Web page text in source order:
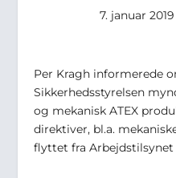
7. januar 2019
Per Kragh informerede
Sikkerhedsstyrelsen
og mekanisk ATEX
direktiver, bl.a.
flyttet fra Arbejdstilsynet